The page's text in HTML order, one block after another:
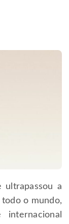
ultrapassou a
o mundo,